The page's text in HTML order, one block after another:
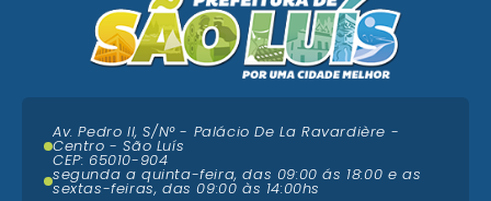
Av. Pedro II, S/N° - Palácio De La Ravardière -
Centro - São Luís
CEP: 65010-904
segunda a quinta-feira, das 09:00 ás 18:00 e as
sextas-feiras, das 09:00 às 14:00hs